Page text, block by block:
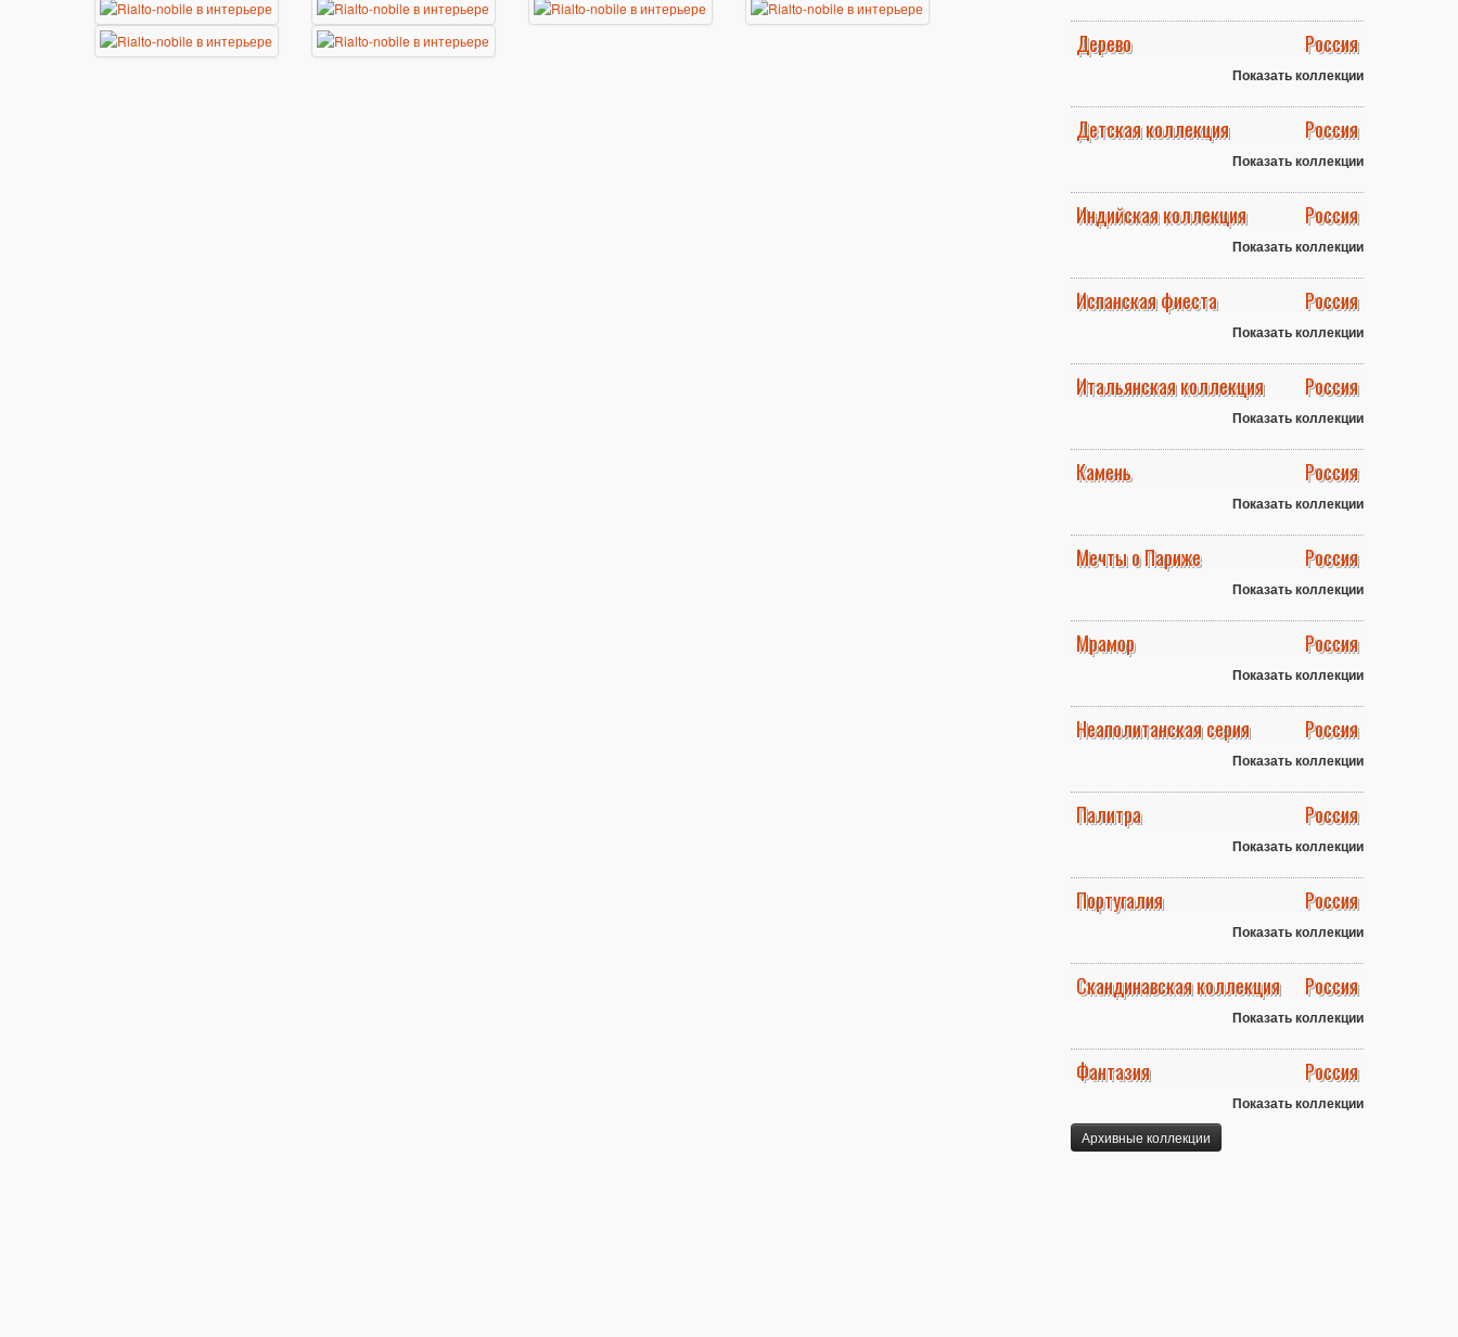
Дерево Россия
Показать коллекции
Детская коллекция Россия
Показать коллекции
Индийская коллекция Россия
Показать коллекции
Испанская фиеста Россия
Показать коллекции
Итальянская коллекция Россия
Показать коллекции
Камень Россия
Показать коллекции
Мечты о Париже Россия
Показать коллекции
Мрамор Россия
Показать коллекции
Неаполитанская серия Россия
Показать коллекции
Палитра Россия
Показать коллекции
Португалия Россия
Показать коллекции
Скандинавская коллекция Россия
Показать коллекции
Фантазия Россия
Показать коллекции
Архивные коллекции